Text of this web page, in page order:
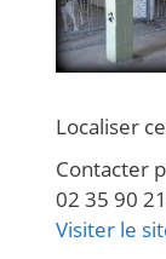
Localiser
Contacter
02 35 90
Visiter le